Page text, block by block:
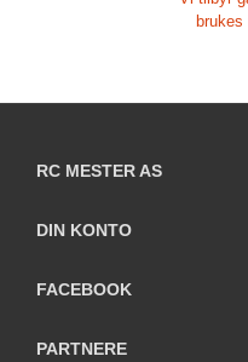
RC MESTER AS
DIN KONTO
FACEBOOK
PARTNERE